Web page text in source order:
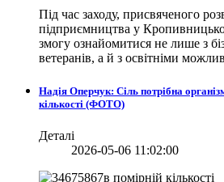
Під час заходу, присвяченого
підприємництва у
змогу ознайомитися не лише з
ветеранів, а й з освітніми
Надія Оперчук: Сіль потрібна
кількості (ФОТО)
Деталі
2026-05-06 11:02:00